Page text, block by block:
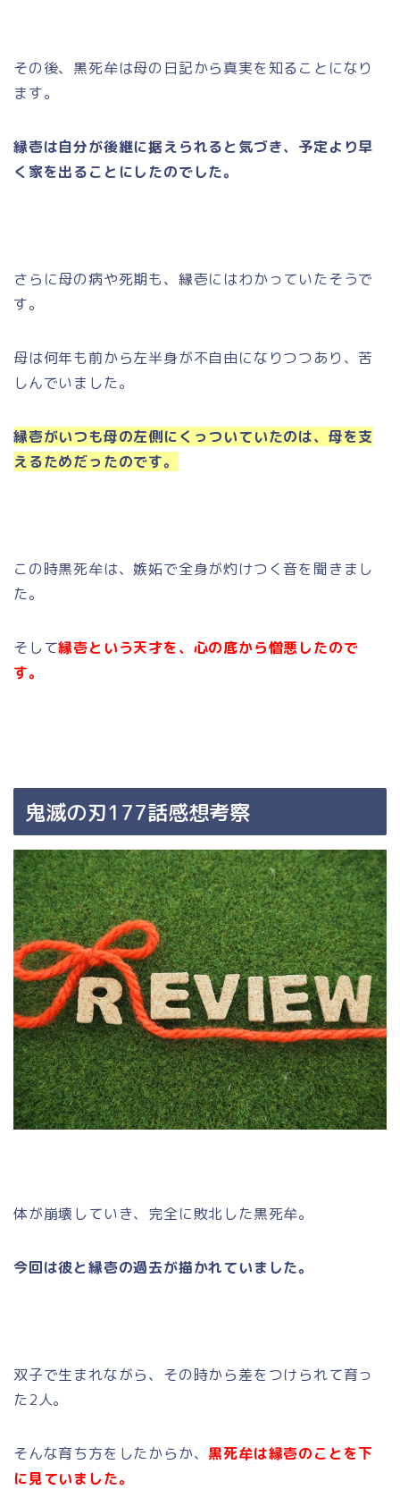
その後、黒死牟は母の日記から真実を知ることになり
ます。
縁壱は自分が後継に据えられると気づき、予定より早
く家を出ることにしたのでした。
さらに母の病や死期も、縁壱にはわかっていたそうで
す。
母は何年も前から左半身が不自由になりつつあり、苦
しんでいました。
縁壱がいつも母の左側にくっついていたのは、母を支
えるためだったのです。
この時黒死牟は、嫉妬で全身が灼けつく音を聞きまし
た。
そして縁壱という天才を、心の底から憎悪したので
す。
鬼滅の刃177話感想考察
体が崩壊していき、完全に敗北した黒死牟。
今回は彼と縁壱の過去が描かれていました。
双子で生まれながら、その時から差をつけられて育っ
た2人。
そんな育ち方をしたからか、 黒死牟は縁壱のことを下
に見ていました。